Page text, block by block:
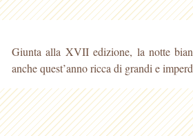
Giunta alla XVII edizione, la notte
anche quest’anno ricca di grandi e